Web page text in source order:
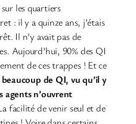
les quartiers
: il y a quinze ans, j’étais
Il n’y avait pas de
Aujourd’hui, 90% des QI
de ces trappes ! Et ce
de QI, vu qu’il y
agents n’ouvrent
facilité de venir seul et de